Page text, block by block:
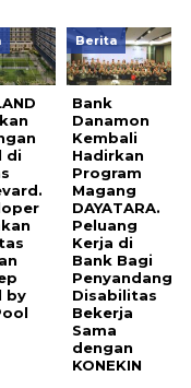
di
by
Berita
Bank
Danamon
Kembali
Hadirkan
Program
Magang
DAYATARA.
Peluang
Kerja di
Bank Bagi
Penyandang
Disabilitas
Bekerja
Sama
dengan
KONEKIN